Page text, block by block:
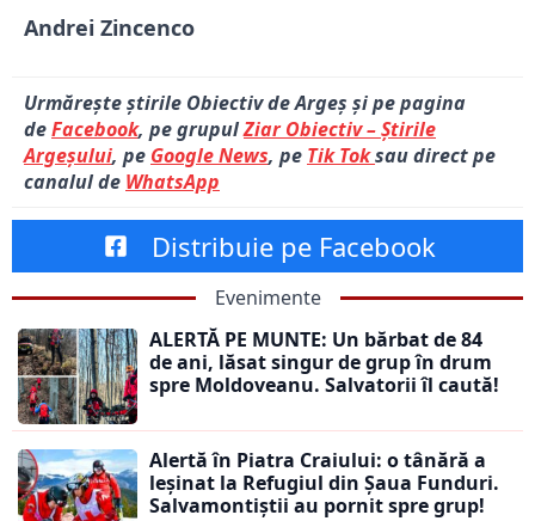
Andrei Zincenco
Urmărește știrile Obiectiv de Argeș și pe pagina
deFacebook, pe grupulZiar Obiectiv – Știrile
Argeșului, pe Google News, pe Tik Toksau direct pe
canalul de WhatsApp
Distribuie pe Facebook
Evenimente
ALERTĂ PE MUNTE: Un bărbat de 84
de ani, lăsat singur de grup în drum
spre Moldoveanu. Salvatorii îl caută!
Alertă în Piatra Craiului: o tânără a
leșinat la Refugiul din Șaua Funduri.
Salvamontiștii au pornit spre grup!